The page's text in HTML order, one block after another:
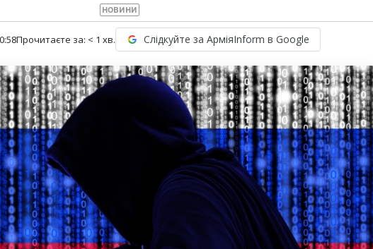
НОВИНИ
Прочитаєте за: < 1 хв. Слідкуйте за АрміяInform в Google